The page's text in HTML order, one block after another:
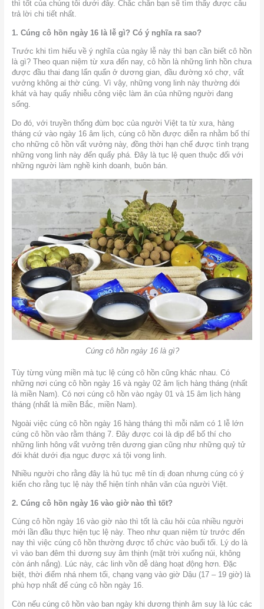
thì tốt của chúng tôi dưới đây. Chắc chắn bạn sẽ tìm thấy được câu
trả lời chi tiết nhất.
1. Cúng cô hồn ngày 16 là lễ gì? Có ý nghĩa ra sao?
Trước khi tìm hiểu về ý nghĩa của ngày lễ này thì bạn cần biết cô hồn
là gì? Theo quan niệm từ xưa đến nay, cô hồn là những linh hồn chưa
được đầu thai đang lẩn quẩn ở dương gian, đầu đường xó chợ, vất
vưởng không ai thờ cúng. Vì vậy, những vong linh này thường đói
khát và hay quấy nhiễu công việc làm ăn của những người đang
sống.
Do đó, với truyền thống đùm bọc của người Việt ta từ xưa, hàng
tháng cứ vào ngày 16 âm lịch, cúng cô hồn được diễn ra nhằm bố thí
cho những cô hồn vất vưởng này, đồng thời hạn chế được tình trạng
những vong linh này đến quấy phá. Đây là tục lệ quen thuộc đối với
những người làm nghề kinh doanh, buôn bán.
Cúng cô hồn ngày 16 là gì?
Tùy từng vùng miền mà tục lệ cúng cô hồn cũng khác nhau. Có
những nơi cúng cô hồn ngày 16 và ngày 02 âm lịch hàng tháng (nhất
là miền Nam). Có nơi cúng cô hồn vào ngày 01 và 15 âm lịch hàng
tháng (nhất là miền Bắc, miền Nam).
Ngoài việc cúng cô hồn ngày 16 hàng tháng thì mỗi năm có 1 lễ lớn
cúng cô hồn vào rằm tháng 7. Đây được coi là dịp để bố thí cho
những linh hông vất vưởng trên dương gian cũng như những quỷ tử
đói khát dưới địa ngục được xá tội vong linh.
Nhiều người cho rằng đây là hủ tục mê tín dị đoan nhưng cúng có ý
kiến cho rằng tục lệ này thể hiện tính nhân văn của người Việt.
2. Cúng cô hồn ngày 16 vào giờ nào thì tốt?
Cúng cô hồn ngày 16 vào giờ nào thì tốt là câu hỏi của nhiều người
mới lần đầu thực hiện tục lệ này. Theo như quan niệm từ trước đến
nay thì việc cúng cô hồn thường được tổ chức vào buổi tối. Lý do là
vì vào ban đêm thì dương suy âm thịnh (mặt trời xuống núi, không
còn ánh nắng). Lúc này, các linh vồn dễ dàng hoạt động hơn. Đặc
biệt, thời điểm nhá nhem tối, chạng vạng vào giờ Dậu (17 – 19 giờ) là
phù hợp nhất để cúng cô hồn ngày 16.
Còn nếu cúng cô hồn vào ban ngày khi dương thịnh âm suy là lúc các